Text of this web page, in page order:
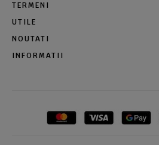
TERMENI
UTILE
NOUTATI
INFORMATII